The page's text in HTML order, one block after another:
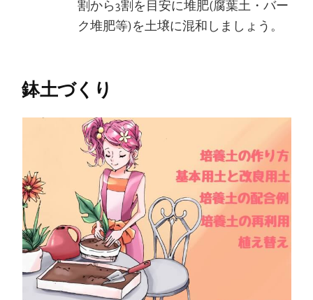
割から3割を目安に堆肥(腐葉土・バー
ク堆肥等)を土壌に混和しましょう。
鉢土づくり